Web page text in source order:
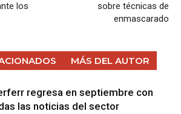
los
sobre técnicas de
enmascarado
MÁS DEL AUTOR
regresa en septiembre con
las noticias del sector